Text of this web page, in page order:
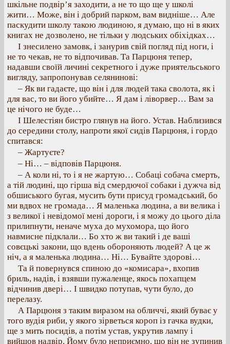
шкільне подвір’я заходити, а не то що ще у школі
жити… Може, він і добрий парком, вам видніше… Але
паскудити школу такою людиною, я думаю, що ні в яких
книгах не дозволено, не тільки у людських обіхідках…
І знесилено замовк, і занурив свій погляд під ноги, і
не то чекав, не то відпочивав. Та Парцюня тепер,
надавши своїй личині секретного і дуже приятельського
вигляду, запропонував селянинові:
– Як ви гадаєте, що він і для людей така сволота, як і
для вас, то ви його убийте… Я дам і ліворвер… Вам за
це нічого не буде…
І Шелестіян бистро глянув на його. Устав. Наблизився
до середини столу, напроти якої сидів Парцюня, і гордо
спитався:
– Жартуєте?
– Ні… – відповів Парцюня.
– А коли ні, то і я не жартую… Собаці собача смерть,
а тій людині, що гірша від смердючої собаки і дужча від
обшиського бугая, мусить бути присуд громадський, бо
ми вдвох не громада… Я маленька людина, а ви велика і
з великої і невідомої мені дороги, і я можу до цього діла
прилипнути, неначе муха до мухомора, що його
навмисне підклали… Бо хто ж ви такий і де ваші
совєцькі закони, що вдень обороняють людей? А це ж
ніч, а я маленька людина… Ні… Бувайте здорові…
Та й повернувся спиною до «комисара», вхопив
бриль, надів, і взявши пужаленце, якось похапцем
відчинив двері… І швидко потупав, чути було, до
перелазу.
А Парцюня з таким виразом на обличчі, який буває у
того вудія риби, у якого зірветься короп із гачка вудки,
ще з мить посидів, а потім устав, укрутив лампу і
вийшов надвір. Йому було неприємно, що він не зупинив